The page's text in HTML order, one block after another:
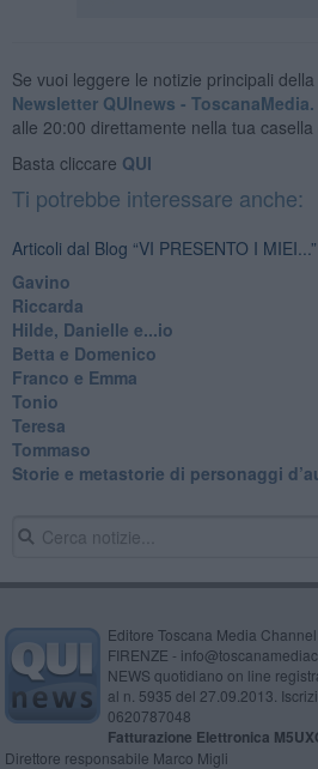
Se vuoi leggere le notizie principali
Newsletter QUInews - ToscanaMedia.
alle 20:00 direttamente nella tua casella
Basta cliccare QUI
Ti potrebbe interessare anche:
Articoli dal Blog “VI PRESENTO I
Gavino
Riccarda
Hilde, Danielle e...io
Betta e Domenico
​Franco e Emma
Tonio
Teresa
Tommaso
​Storie e metastorie di personaggi
Editore Toscana Media
FIRENZE -
NEWS quotidiano on line
al n. 5935 del 27.09.2013.
0620787048
Fatturazione Elettronica
Direttore responsabile Marco Migli